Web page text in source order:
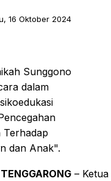
16 Oktober 2024
Sunggono
dalam
Terhadap
dan Anak".
TENGGARONG – Ketua